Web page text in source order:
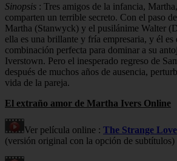
Sinopsis : Tres amigos de la infancia,
comparten un terrible secreto. Con el paso
Martha (Stanwyck) y el pusilánime Walter
ella es una brillante y fría empresaria, y él
combinación perfecta para dominar a su
Iverstown. Pero el inesperado regreso de
después de muchos años de ausencia,
vida de la pareja.
El extraño amor de Martha Ivers Online
Ver película online : The Strange
(versión original con la opción de subtítulos)